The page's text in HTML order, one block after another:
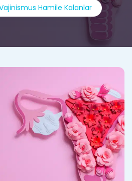
Hamile Kalanlar